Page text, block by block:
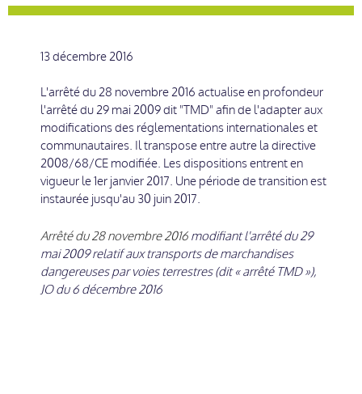
13 décembre 2016
L'arrêté du 28 novembre 2016 actualise en profondeur
l'arrêté du 29 mai 2009 dit "TMD" afin de l'adapter aux
modifications des réglementations internationales et
communautaires. Il transpose entre autre la directive
2008/68/CE modifiée. Les dispositions entrent en
vigueur le 1er janvier 2017. Une période de transition est
instaurée jusqu'au 30 juin 2017.
Arrêté du 28 novembre 2016 modifiant l'arrêté du 29
mai 2009 relatif aux transports de marchandises
dangereuses par voies terrestres (dit « arrêté TMD »),
JO du 6 décembre 2016